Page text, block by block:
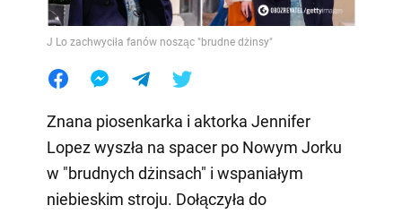
J Lo zachwyciła fanów nosząc "brudne dżinsy"
Znana piosenkarka i aktorka Jennifer
Lopez wyszła na spacer po Nowym Jorku
w "brudnych dżinsach" i wspaniałym
niebieskim stroju. Dołączyła do